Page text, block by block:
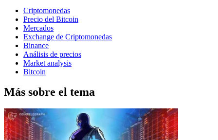
Criptomonedas
Precio del Bitcoin
Mercados
Exchange de Criptomonedas
Binance
Análisis de precios
Market analysis
Bitcoin
Más sobre el tema